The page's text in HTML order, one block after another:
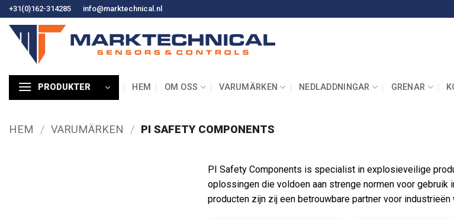
Hoppa
till
innehåll
+31(0)162-314285 info@marktechnical.nl
PRODUKTER HEM OM OSS VARUMÄRKEN NEDLADDNINGAR GRENAR
HEM / VARUMÄRKEN / PI SAFETY COMPONENTS
PI Safety Components is specialist in explosieveilige
oplossingen die voldoen aan strenge normen voor
producten zijn zij een betrouwbare partner voor